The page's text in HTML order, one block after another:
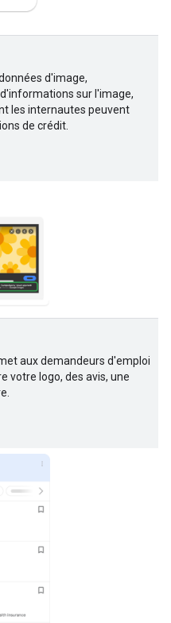
d'image,
sur l'image,
les internautes peuvent
de crédit.
aux demandeurs d'emploi
votre logo, des avis, une